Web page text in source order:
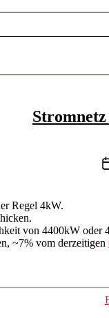
Regel 4kW.
von 4400kW oder
~7% vom derzeitigen